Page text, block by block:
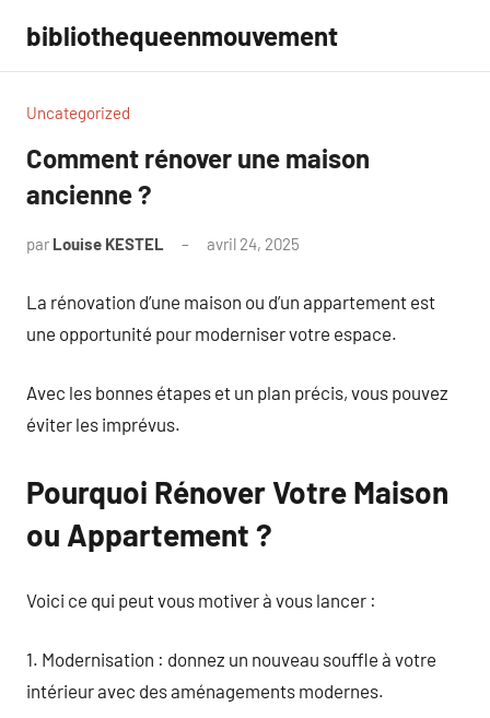
contenu
bibliothequeenmouvement
Uncategorized
Comment rénover une maison
ancienne ?
par Louise KESTEL avril 24, 2025
La rénovation d’une maison ou d’un appartement est
une opportunité pour moderniser votre espace.
Avec les bonnes étapes et un plan précis, vous pouvez
éviter les imprévus.
Pourquoi Rénover Votre Maison
ou Appartement ?
Voici ce qui peut vous motiver à vous lancer :
1. Modernisation : donnez un nouveau souffle à votre
intérieur avec des aménagements modernes.